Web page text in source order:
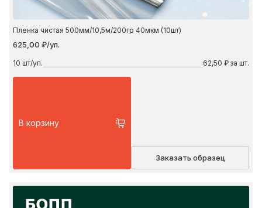
Пленка чистая 500мм/10,5м/200гр 40мкм (10шт)
625,00 ₽/уп.
10 шт/уп. 62,50 ₽ за шт.
В корзину
Заказать образец